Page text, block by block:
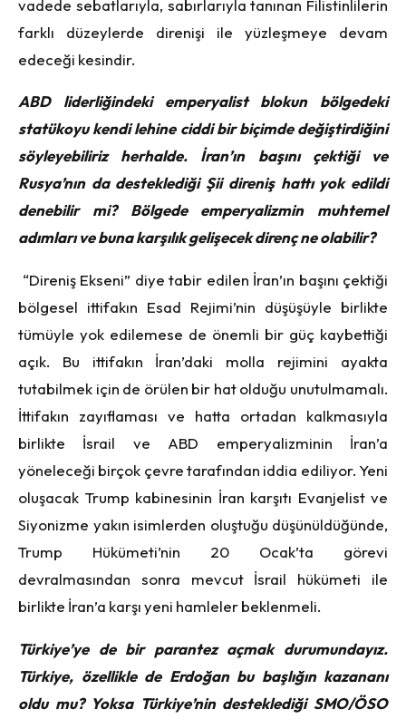
vadede sebatlarıyla, sabırlarıyla tanınan Filistinlilerin
farklı düzeylerde direnişi ile yüzleşmeye devam
edeceği kesindir.
ABD liderliğindeki emperyalist blokun bölgedeki
statükoyu kendi lehine ciddi bir biçimde değiştirdiğini
söyleyebiliriz herhalde. İran’ın başını çektiği ve
Rusya’nın da desteklediği Şii direniş hattı yok edildi
denebilir mi? Bölgede emperyalizmin muhtemel
adımları ve buna karşılık gelişecek direnç ne olabilir?
“Direniş Ekseni” diye tabir edilen İran’ın başını çektiği
bölgesel ittifakın Esad Rejimi’nin düşüşüyle birlikte
tümüyle yok edilemese de önemli bir güç kaybettiği
açık. Bu ittifakın İran’daki molla rejimini ayakta
tutabilmek için de örülen bir hat olduğu unutulmamalı.
İttifakın zayıflaması ve hatta ortadan kalkmasıyla
birlikte İsrail ve ABD emperyalizminin İran’a
yöneleceği birçok çevre tarafından iddia ediliyor. Yeni
oluşacak Trump kabinesinin İran karşıtı Evanjelist ve
Siyonizme yakın isimlerden oluştuğu düşünüldüğünde,
Trump Hükümeti’nin 20 Ocak’ta görevi
devralmasından sonra mevcut İsrail hükümeti ile
birlikte İran’a karşı yeni hamleler beklenmeli.
Türkiye’ye de bir parantez açmak durumundayız.
Türkiye, özellikle de Erdoğan bu başlığın kazananı
oldu mu? Yoksa Türkiye’nin desteklediği SMO/ÖSO